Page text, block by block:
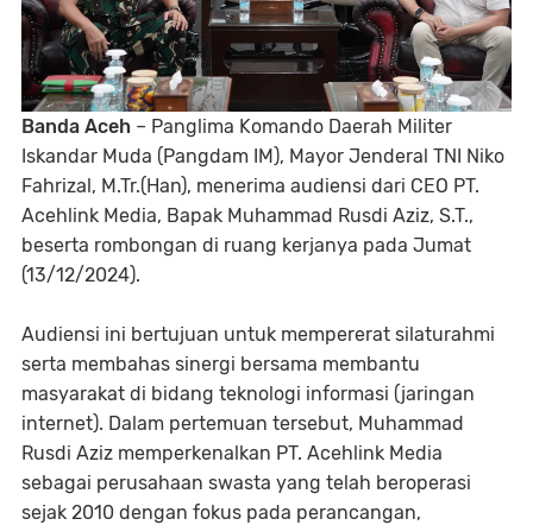
Banda Aceh – Panglima Komando Daerah Militer
Iskandar Muda (Pangdam IM), Mayor Jenderal TNI Niko
Fahrizal, M.Tr.(Han), menerima audiensi dari CEO PT.
Acehlink Media, Bapak Muhammad Rusdi Aziz, S.T.,
beserta rombongan di ruang kerjanya pada Jumat
(13/12/2024).
Audiensi ini bertujuan untuk mempererat silaturahmi
serta membahas sinergi bersama membantu
masyarakat di bidang teknologi informasi (jaringan
internet). Dalam pertemuan tersebut, Muhammad
Rusdi Aziz memperkenalkan PT. Acehlink Media
sebagai perusahaan swasta yang telah beroperasi
sejak 2010 dengan fokus pada perancangan,